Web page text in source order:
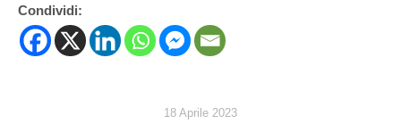
Condividi:
18 Aprile 2023